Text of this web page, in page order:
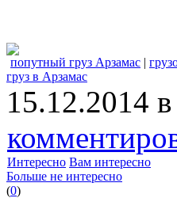
попутный груз Арзамас |
груз в Арзамас
15.12.2014
Интересно Вам интересно
Больше не интересно
(0)